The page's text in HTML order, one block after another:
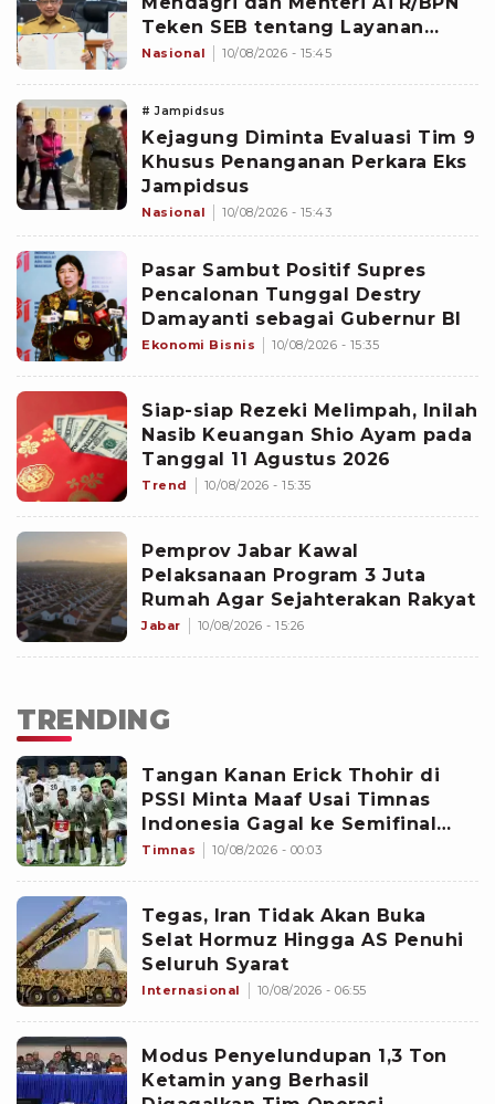
Teken SEB tentang Layanan
BPHTB
Nasional 10/08/2026 - 15:45
# Jampidsus
Kejagung Diminta Evaluasi Tim 9
Khusus Penanganan Perkara Eks
Jampidsus
Nasional 10/08/2026 - 15:43
Pasar Sambut Positif Supres
Pencalonan Tunggal Destry
Damayanti sebagai Gubernur BI
Ekonomi Bisnis 10/08/2026 - 15:35
Siap-siap Rezeki Melimpah, Inilah
Nasib Keuangan Shio Ayam pada
Tanggal 11 Agustus 2026
Trend 10/08/2026 - 15:35
Pemprov Jabar Kawal
Pelaksanaan Program 3 Juta
Rumah Agar Sejahterakan Rakyat
Jabar 10/08/2026 - 15:26
TRENDING
Tangan Kanan Erick Thohir di
PSSI Minta Maaf Usai Timnas
Indonesia Gagal ke Semifinal
Piala AFF 2026: Jangan Hujat
Timnas 10/08/2026 - 00:03
Tegas, Iran Tidak Akan Buka
Selat Hormuz Hingga AS Penuhi
Seluruh Syarat
Internasional 10/08/2026 - 06:55
Modus Penyelundupan 1,3 Ton
Ketamin yang Berhasil